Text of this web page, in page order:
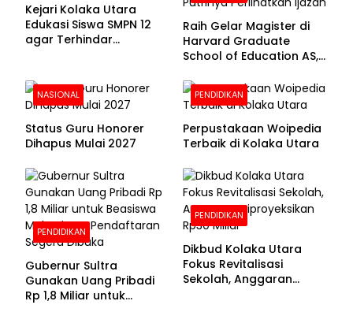
Kejari Kolaka Utara
Edukasi Siswa SMPN 12
agar Terhindar
Raih Gelar Magister di
Harvard Graduate
School of Education AS,
Foto Putrinya Perlihatkan
Ijazah
NASIONAL
Status Guru Honorer
Dihapus Mulai 2027
PENDIDIKAN
Perpustakaan Woipedia
Terbaik di Kolaka Utara
PENDIDIKAN
Gubernur Sultra
Gunakan Uang Pribadi
Rp 1,8 Miliar untuk
PENDIDIKAN
Dikbud Kolaka Utara
Fokus Revitalisasi
Sekolah, Anggaran